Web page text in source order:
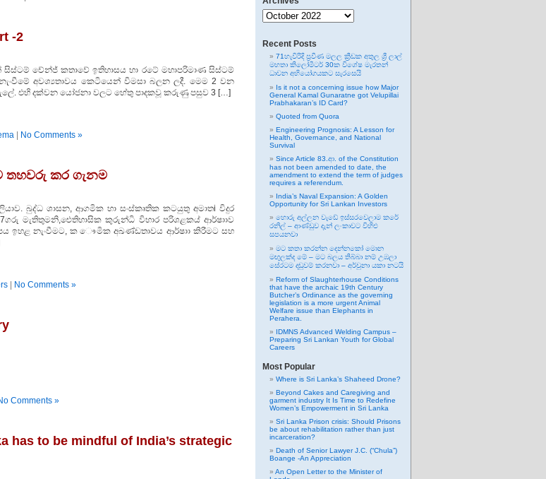
-2
සිස්ටම් චේන්ජ් කතාවේ ඉතිහාසය හා රටේ මහාපරිමාණ සිස්ටම්
අවශ්‍යතාවය කෙටියෙන් විමසා බලන ලදී. මෙම 2 වන
එහි දක්වන යෝජනා වලට හේතු පාදකවූ කරුණු පසුව 3 […]
No Comments »
තහවරු කර ගැනම
බුද්ධ ශාසන, ආගමික හා සංස්කෘතික කටයුතු අමාතi විදුර
මැතිතුමනි,ඓතිහාසික කුරුන්ධි විහාර පරිශළකය් ආර්ෂාාව
ඉහළ නැංවීමට, ක ෞමික අඛණ්ඩතාවය ආර්ෂාා කිරීමට සහ
No Comments »
Comments »
has to be mindful of India’s strategic
Archives
Recent Posts
71හැවිරිදි ප්‍රවීණ මලල ක්‍රීඩක අතුල ශ්‍රී ලාල්
මහතා කිලෝමීටර් 30ක විශේෂ මැරතන්
ධාවන අභියෝගයකට සැරසෙයි
Is it not a concerning issue how Major
General Kamal Gunaratne got Velupillai
Prabhakaran’s ID Card?
Quoted from Quora
Engineering Prognosis: A Lesson for
Health, Governance, and National
Survival
Since Article 83.ආ. of the Constitution
has not been amended to date, the
amendment to extend the term of judges
requires a referendum.
India’s Naval Expansion: A Golden
Opportunity for Sri Lankan Investors
හොරු අල්ලන වැඩේ ඉස්සරවෙලාම කරේ
රනිල් – ආණ්ඩුව දැන් ලංකාවට විහිළු
සපයනවා
මට කතා කරන්න දෙන්නකෝ මොන
මඟුලක්ද මේ – මට බලය තිබ්බා නම් උඹලා
සේරටම දඬුවම් කරනවා – අර්චුනා යකා නටයි
Reform of Slaughterhouse Conditions
that have the archaic 19th Century
Butcher’s Ordinance as the governing
legislation is a more urgent Animal
Welfare issue than Elephants in
Perahera.
IDMNS Advanced Welding Campus –
Preparing Sri Lankan Youth for Global
Careers
Most Popular
Where is Sri Lanka’s Shaheed Drone?
Beyond Cakes and Caregiving and
garment industry It Is Time to Redefine
Women’s Empowerment in Sri Lanka
Sri Lanka Prison crisis: Should Prisons
be about rehabilitation rather than just
incarceration?
Death of Senior Lawyer J.C. (“Chula”)
Boange -An Appreciation
An Open Letter to the Minister of